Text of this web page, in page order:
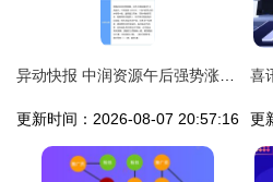
更新时间：2026-08-07 20:57:16 更